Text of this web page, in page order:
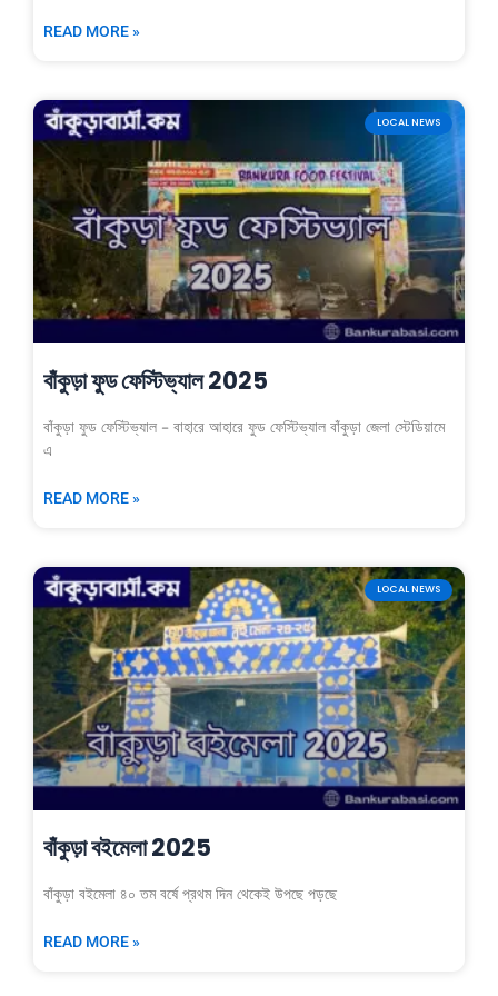
READ MORE »
LOCAL NEWS
বাঁকুড়া ফুড ফেস্টিভ্যাল 2025
বাঁকুড়া ফুড ফেস্টিভ্যাল – বাহারে আহারে ফুড ফেস্টিভ্যাল বাঁকুড়া জেলা স্টেডিয়ামে
এ
READ MORE »
LOCAL NEWS
বাঁকুড়া বইমেলা 2025
বাঁকুড়া বইমেলা ৪০ তম বর্ষে প্রথম দিন থেকেই উপছে পড়ছে
READ MORE »